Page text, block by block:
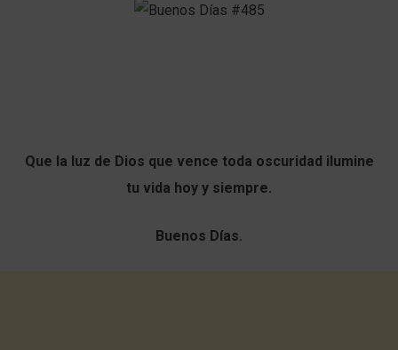
Que la luz de Dios que vence toda oscuridad ilumine
tu vida hoy y siempre.
Buenos Días.